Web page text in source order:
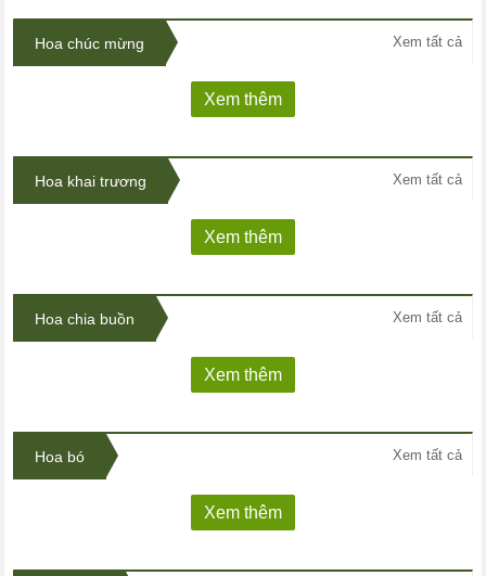
Hoa chúc mừng Xem tất cả
Xem thêm
Hoa khai trương Xem tất cả
Xem thêm
Hoa chia buồn Xem tất cả
Xem thêm
Hoa bó Xem tất cả
Xem thêm